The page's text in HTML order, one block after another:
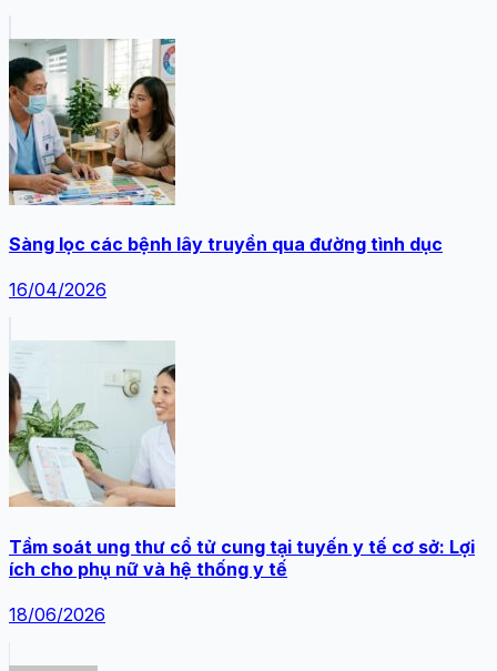
Sàng lọc các bệnh lây truyền qua đường tình dục
16/04/2026
Tầm soát ung thư cổ tử cung tại tuyến y tế cơ sở: Lợi
ích cho phụ nữ và hệ thống y tế
18/06/2026